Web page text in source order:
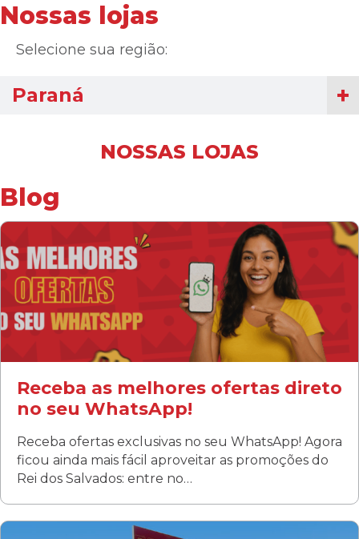
Nossas lojas
Selecione sua região:
Paraná
Fanny
NOSSAS LOJAS
Blog
Receba as melhores ofertas direto
no seu WhatsApp!
Receba ofertas exclusivas no seu WhatsApp! Agora
ficou ainda mais fácil aproveitar as promoções do
Rei dos Salvados: entre no…